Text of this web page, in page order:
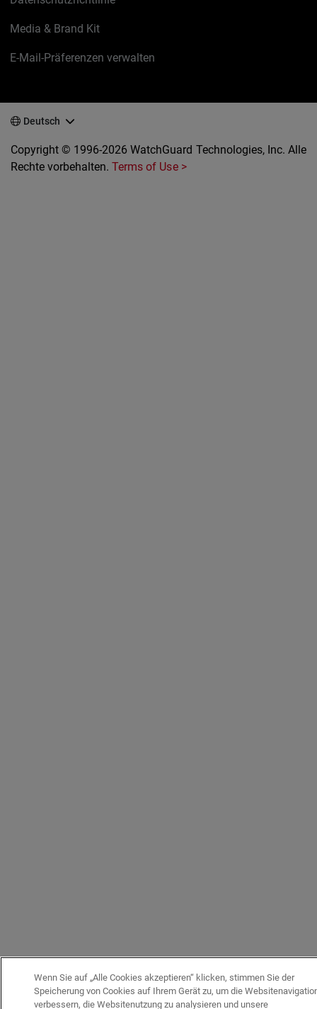
Media & Brand Kit
E-Mail-Präferenzen verwalten
Deutsch
Copyright © 1996-2026 WatchGuard Technologies, Inc. Alle
Rechte vorbehalten.Terms of Use >
Wenn Sie auf „Alle Cookies akzeptieren“ klicken, stimmen Sie der
Speicherung von Cookies auf Ihrem Gerät zu, um die
verbessern, die Websitenutzung zu analysieren und unsere